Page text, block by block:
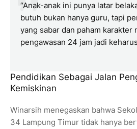
“Anak-anak ini punya latar
butuh bukan hanya guru, tapi
yang sabar dan paham karakter
pengawasan 24 jam jadi
Pendidikan Sebagai Jalan
Kemiskinan
Winarsih menegaskan bahwa
34 Lampung Timur tidak hanya